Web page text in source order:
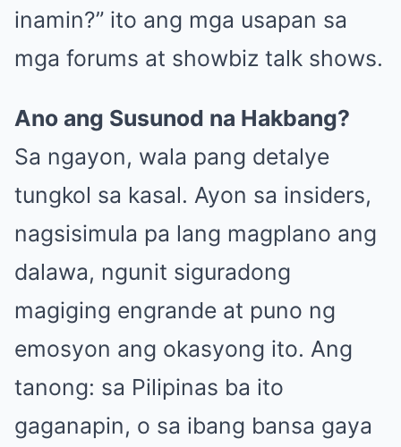
inamin?” ito ang mga usapan sa
mga forums at showbiz talk shows.
Ano ang Susunod na Hakbang?
Sa ngayon, wala pang detalye
tungkol sa kasal. Ayon sa insiders,
nagsisimula pa lang magplano ang
dalawa, ngunit siguradong
magiging engrande at puno ng
emosyon ang okasyong ito. Ang
tanong: sa Pilipinas ba ito
gaganapin, o sa ibang bansa gaya